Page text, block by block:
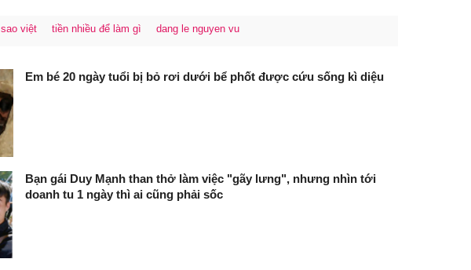
sao việt tiền nhiều để làm gì dang le nguyen vu
Em bé 20 ngày tuổi bị bỏ rơi dưới bể phốt được cứu sống kì diệu
Bạn gái Duy Mạnh than thở làm việc "gãy lưng", nhưng nhìn tới
doanh tu 1 ngày thì ai cũng phải sốc